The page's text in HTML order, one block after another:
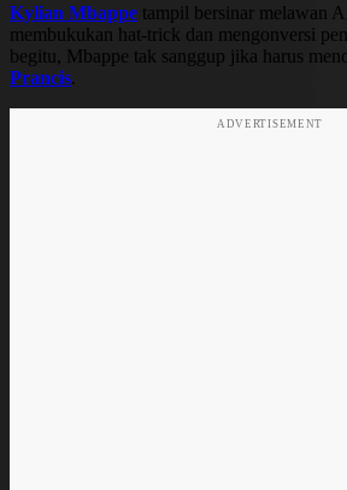
Kylian Mbappe tampil bersinar melawan
membukukan hat-trick dan mengonversi
begitu, Mbappe tak sanggup jika harus
Prancis
ADVERTISEMENT